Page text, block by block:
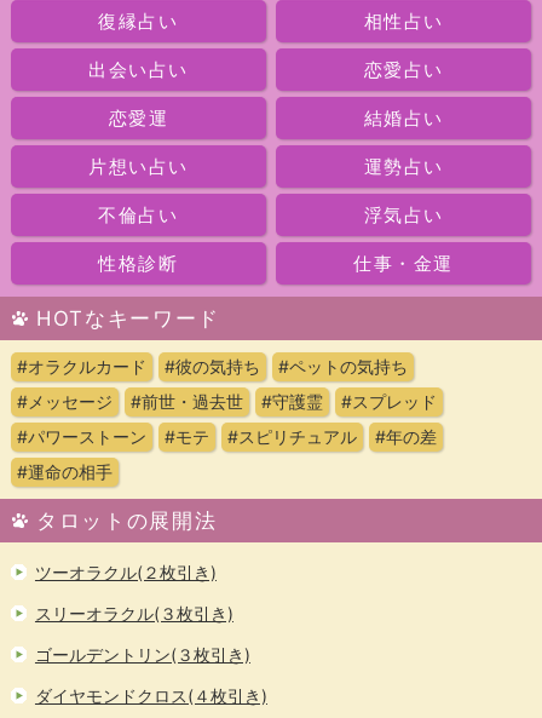
復縁占い 相性占い
出会い占い 恋愛占い
恋愛運 結婚占い
片想い占い 運勢占い
不倫占い 浮気占い
性格診断 仕事・金運
HOTなキーワード
#オラクルカード #彼の気持ち
#ペットの気持ち
#メッセージ
#前世・過去世 #守護霊
#スプレッド
#パワーストーン
#モテ #スピリチュアル
#年の差
#運命の相手
タロットの展開法
ツーオラクル(２枚引き)
スリーオラクル(３枚引き)
ゴールデントリン(３枚引き)
ダイヤモンドクロス(４枚引き)